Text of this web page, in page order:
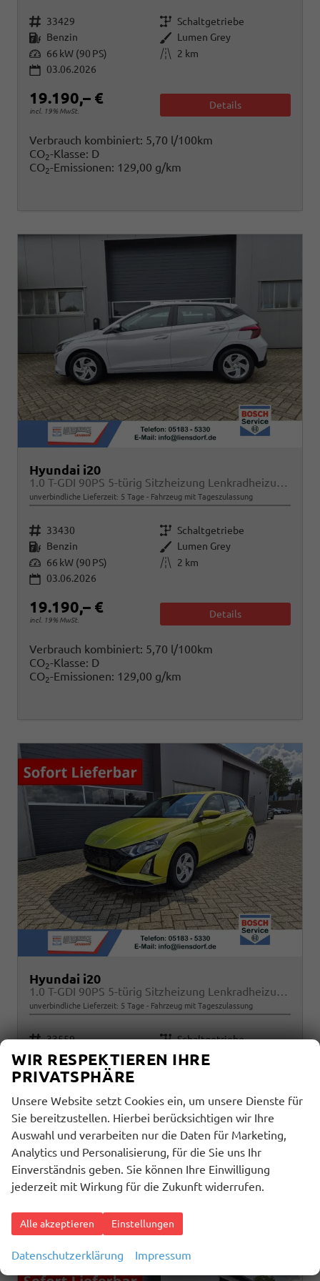
Fahrzeugnr. 33429 Getriebe Schaltgetriebe
Kraftstoff Benzin Außenfarbe Lumen Grey
Leistung 66 kW (90 PS) Kilometerstand
2 km
03.06.2026
19.190,– €
incl. 19% MwSt.
Details
Verbrauch kombiniert: 5,70 l/100km
CO2-Klasse: D
CO2-Emissionen: 129,00 g/km
Hyundai i20
1.0 T-GDI 90PS 5-türig Sitzheizung Lenkradheizung Rückf.Kamera PDC Klima Apple CarPlay Android Auto Tempomat Touchscreen
unverbindliche Lieferzeit: 5 Tage Fahrzeug mit Tageszulassung
Fahrzeugnr. 33430 Getriebe Schaltgetriebe
Kraftstoff Benzin Außenfarbe Lumen Grey
Leistung 66 kW (90 PS) Kilometerstand
2 km
03.06.2026
19.190,– €
incl. 19% MwSt.
Details
Verbrauch kombiniert: 5,70 l/100km
CO2-Klasse: D
CO2-Emissionen: 129,00 g/km
Hyundai i20
1.0 T-GDI 90PS 5-türig Sitzheizung Lenkradheizung Rückf.Kamera PDC Klima Apple CarPlay Android Auto Tempomat Touchscreen
unverbindliche Lieferzeit: 5 Tage Fahrzeug mit Tageszulassung
Fahrzeugnr.33559 GetriebeSchaltgetriebe
Kraftstoff Benzin AußenfarbeLucid Lime
Leistung 66 kW (90 PS)
19.190,– € Details
Verbrauch kombiniert: 5,70 l/100km
CO2-Klasse: D
CO2-Emissionen:129,00 g/km
WIR RESPEKTIEREN IHRE
PRIVATSPHÄRE
Unsere Website setzt Cookies ein, um unsere Dienste für
Sie bereitzustellen. Hierbei berücksichtigen wir Ihre
Auswahl und verarbeiten nur die Daten für Marketing,
Analytics und Personalisierung, für die Sie uns Ihr
Einverständnis geben. Sie können Ihre Einwilligung
jederzeit mit Wirkung für die Zukunft widerrufen.
Alle akzeptieren Einstellungen
Datenschutzerklärung Impressum